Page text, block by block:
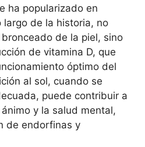
ha popularizado en
largo de la historia, no
de la piel, sino
de vitamina D, que
óptimo del
al sol, cuando se
puede contribuir a
y la salud mental,
de endorfinas y